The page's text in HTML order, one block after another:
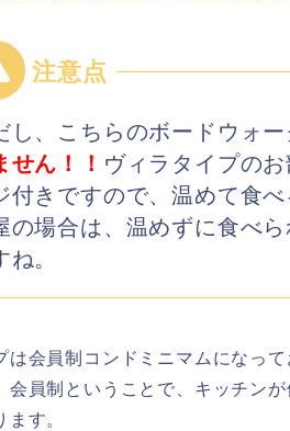
し、こちらのボードウォ
せん！！ ヴィラタイプの
付きですので、温めて食
の場合は、温めずに食べ
。
は会員制コンドミニマムになっ
会員制ということで、キッチン
す。